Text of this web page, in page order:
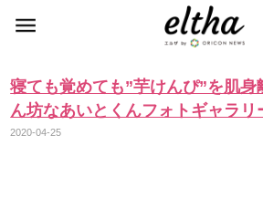
寝ても覚めても”芋けんぴ”を肌身
ん坊なあいとくんフォトギャラリ
2020-04-25